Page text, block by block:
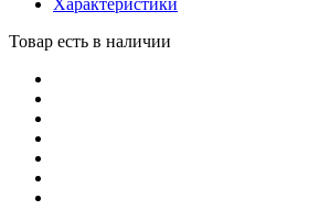
Товар есть в наличии